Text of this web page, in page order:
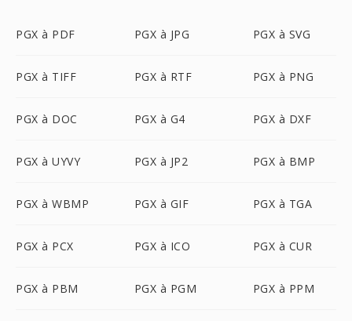
PGX à PDF PGX à JPG PGX à SVG
PGX à TIFF PGX à RTF PGX à PNG
PGX à DOC PGX à G4 PGX à DXF
PGX à UYVY PGX à JP2 PGX à BMP
PGX à WBMP PGX à GIF PGX à TGA
PGX à PCX PGX à ICO PGX à CUR
PGX à PBM PGX à PGM PGX à PPM